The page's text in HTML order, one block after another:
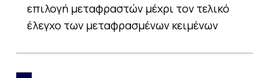
επιλογή μεταφραστών μέχρι τον τελικό
έλεγχο των μεταφρασμένων κειμένων